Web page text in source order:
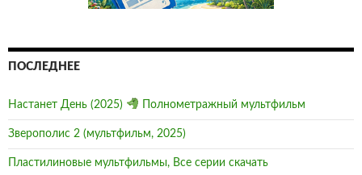
ПОСЛЕДНЕЕ
Настанет День (2025) Полнометражный мультфильм
Зверополис 2 (мультфильм, 2025)
Пластилиновые мультфильмы, Все серии скачать